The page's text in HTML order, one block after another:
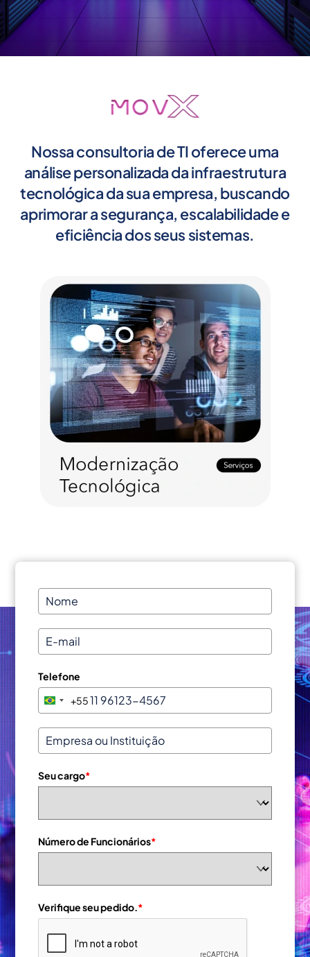
Nossa consultoria de TI oferece uma
análise personalizada da infraestrutura
tecnológica da sua empresa, buscando
aprimorar a segurança, escalabilidade e
eficiência dos seus sistemas.
Telefone
B
a
l
+55
Seu cargo*
Número de Funcionários*
Verifique seu pedido.*